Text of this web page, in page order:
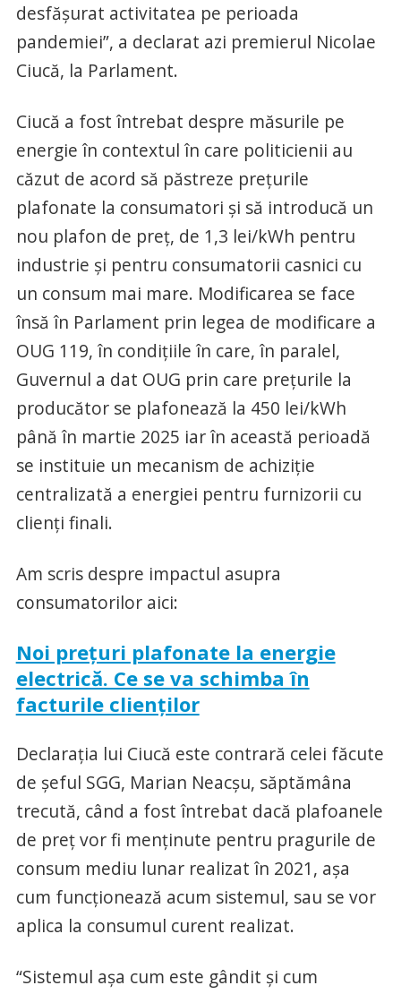
desfăşurat activitatea pe perioada
pandemiei”, a declarat azi premierul Nicolae
Ciucă, la Parlament.
Ciucă a fost întrebat despre măsurile pe
energie în contextul în care politicienii au
căzut de acord să păstreze prețurile
plafonate la consumatori și să introducă un
nou plafon de preț, de 1,3 lei/kWh pentru
industrie și pentru consumatorii casnici cu
un consum mai mare. Modificarea se face
însă în Parlament prin legea de modificare a
OUG 119, în condițiile în care, în paralel,
Guvernul a dat OUG prin care prețurile la
producător se plafonează la 450 lei/kWh
până în martie 2025 iar în această perioadă
se instituie un mecanism de achiziție
centralizată a energiei pentru furnizorii cu
clienți finali.
Am scris despre impactul asupra
consumatorilor aici:
Noi prețuri plafonate la energie
electrică. Ce se va schimba în
facturile clienților
Declarația lui Ciucă este contrară celei făcute
de șeful SGG, Marian Neacșu, săptămâna
trecută, când a fost întrebat dacă plafoanele
de preț vor fi menținute pentru pragurile de
consum mediu lunar realizat în 2021, așa
cum funcționează acum sistemul, sau se vor
aplica la consumul curent realizat.
“Sistemul aşa cum este gândit şi cum